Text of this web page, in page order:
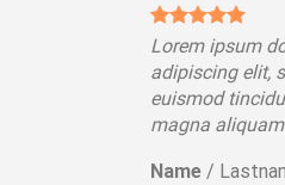
Lorem ipsum
adipiscing elit,
euismod
magna
Name /